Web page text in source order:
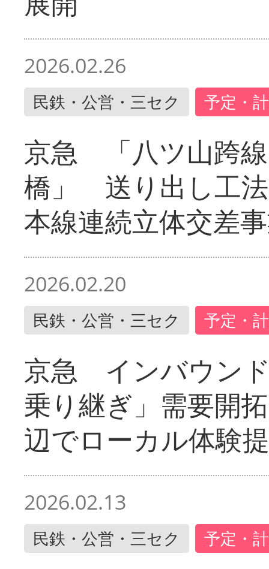
2026.02.26
民鉄・公営・三セク 予定・
京急 「八ツ山跨
橋」 送り出し工
本線連続立体交差
2026.02.20
民鉄・公営・三セク 予定・
京急 インバウン
乗り継ぎ」需要開
辺でローカル体験
2026.02.13
民鉄・公営・三セク 予定・